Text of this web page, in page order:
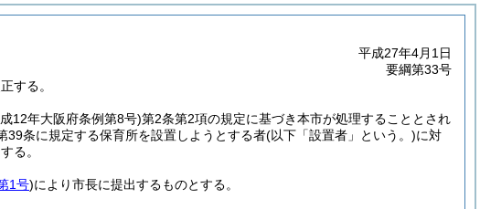
平成27年4月1日
要綱第33号
する。
12年大阪府条例第8号)第2条第2項の規定に基づき本市が処理することとされ
39条に規定する保育所を設置しようとする者(以下「設置者」という。)に対
る。
1号)により市長に提出するものとする。